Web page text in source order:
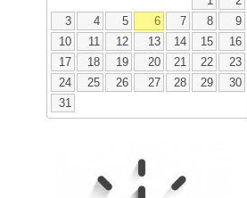
3
4 5 6 7 8
9
10
11 12 13 14 15
16
17
18 19 20 21 22
23
24
25 26 27 28 29
30
31